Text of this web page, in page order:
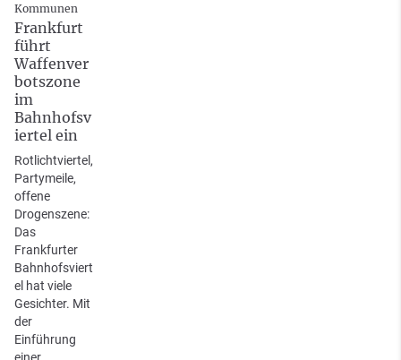
Kommunen
Frankfurt
führt
Waffenver
botszone
im
Bahnhofsv
iertel ein
Rotlichtviertel,
Partymeile,
offene
Drogenszene:
Das
Frankfurter
Bahnhofsviert
el hat viele
Gesichter. Mit
der
Einführung
einer